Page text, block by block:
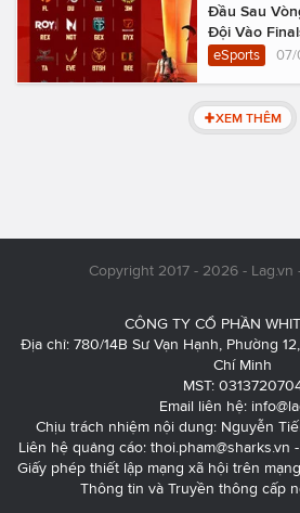
Đầu Sau
Đội Vào
eSports 07/
XEM THÊM
Copyright 2017 - 2026 - Lag.vn
CÔNG TY CỔ PHẦN
Địa chỉ: 780/14B Sư Vạn Hạnh, Phường
Chí Minh
MST:
Email liên hệ:
Chịu trách nhiệm nội dung: Nguyễn
Liên hệ quảng cáo: thoi.pham@sharks.vn
Giấy phép thiết lập mạng xã hội trên
Thông tin và Truyền thông cấp